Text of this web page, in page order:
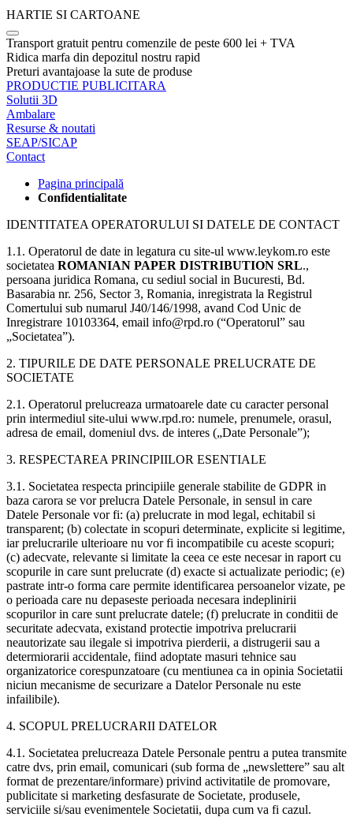
HARTIE SI CARTOANE
Transport gratuit pentru comenzile de peste 600 lei + TVA
Ridica marfa din depozitul nostru rapid
Preturi avantajoase la sute de produse
PRODUCTIE PUBLICITARA
Solutii 3D
Ambalare
Resurse & noutati
SEAP/SICAP
Contact
Pagina principală
Confidentialitate
IDENTITATEA OPERATORULUI SI DATELE DE CONTACT
1.1. Operatorul de date in legatura cu site-ul www.leykom.ro este
societatea ROMANIAN PAPER DISTRIBUTION SRL.,
persoana juridica Romana, cu sediul social in Bucuresti, Bd.
Basarabia nr. 256, Sector 3, Romania, inregistrata la Registrul
Comertului sub numarul J40/146/1998, avand Cod Unic de
Inregistrare 10103364, email info@rpd.ro (“Operatorul” sau
„Societatea”).
2. TIPURILE DE DATE PERSONALE PRELUCRATE DE
SOCIETATE
2.1. Operatorul prelucreaza urmatoarele date cu caracter personal
prin intermediul site-ului www.rpd.ro: numele, prenumele, orasul,
adresa de email, domeniul dvs. de interes („Date Personale”);
3. RESPECTAREA PRINCIPIILOR ESENTIALE
3.1. Societatea respecta principiile generale stabilite de GDPR in
baza carora se vor prelucra Datele Personale, in sensul in care
Datele Personale vor fi: (a) prelucrate in mod legal, echitabil si
transparent; (b) colectate in scopuri determinate, explicite si legitime,
iar prelucrarile ulterioare nu vor fi incompatibile cu aceste scopuri;
(c) adecvate, relevante si limitate la ceea ce este necesar in raport cu
scopurile in care sunt prelucrate (d) exacte si actualizate periodic; (e)
pastrate intr-o forma care permite identificarea persoanelor vizate, pe
o perioada care nu depaseste perioada necesara indeplinirii
scopurilor in care sunt prelucrate datele; (f) prelucrate in conditii de
securitate adecvata, existand protectie impotriva prelucrarii
neautorizate sau ilegale si impotriva pierderii, a distrugerii sau a
determiorarii accidentale, fiind adoptate masuri tehnice sau
organizatorice corespunzatoare (cu mentiunea ca in opinia Societatii
niciun mecanisme de securizare a Datelor Personale nu este
infailibile).
4. SCOPUL PRELUCRARII DATELOR
4.1. Societatea prelucreaza Datele Personale pentru a putea transmite
catre dvs, prin email, comunicari (sub forma de „newslettere” sau alt
format de prezentare/informare) privind activitatile de promovare,
publicitate si marketing desfasurate de Societate, produsele,
serviciile si/sau evenimentele Societatii, dupa cum va fi cazul.